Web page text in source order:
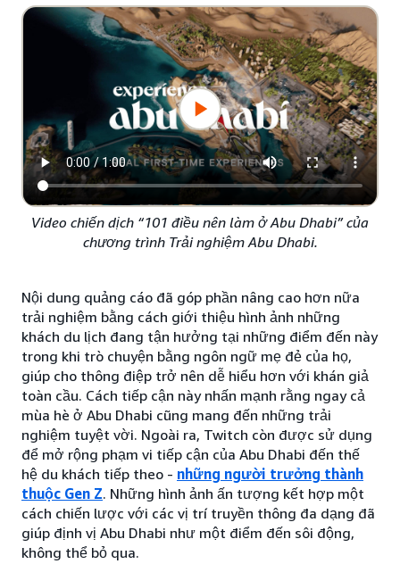
Video chiến dịch “101 điều nên làm ở Abu Dhabi” của
chương trình Trải nghiệm Abu Dhabi.
Nội dung quảng cáo đã góp phần nâng cao hơn nữa
trải nghiệm bằng cách giới thiệu hình ảnh những
khách du lịch đang tận hưởng tại những điểm đến này
trong khi trò chuyện bằng ngôn ngữ mẹ đẻ của họ,
giúp cho thông điệp trở nên dễ hiểu hơn với khán giả
toàn cầu. Cách tiếp cận này nhấn mạnh rằng ngay cả
mùa hè ở Abu Dhabi cũng mang đến những trải
nghiệm tuyệt vời. Ngoài ra, Twitch còn được sử dụng
để mở rộng phạm vi tiếp cận của Abu Dhabi đến thế
hệ du khách tiếp theo - những người trưởng thành
thuộc Gen Z. Những hình ảnh ấn tượng kết hợp một
cách chiến lược với các vị trí truyền thông đa dạng đã
giúp định vị Abu Dhabi như một điểm đến sôi động,
không thể bỏ qua.